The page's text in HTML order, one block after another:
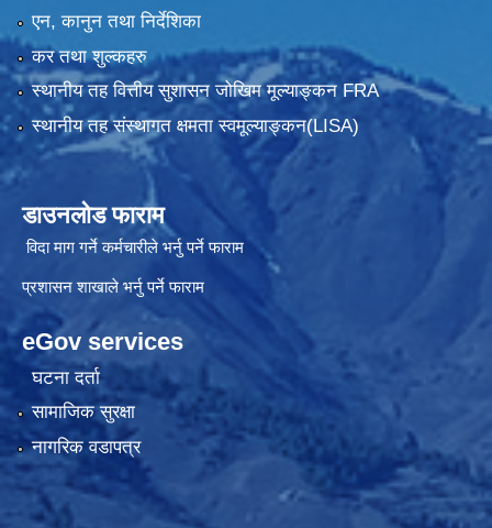
एन, कानुन तथा निर्देशिका
कर तथा शुल्कहरु
स्थानीय तह वित्तीय सुशासन जोखिम मूल्याङ्कन FRA
स्थानीय तह संस्थागत क्षमता स्वमूल्याङ्कन(LISA)
डाउनलोड फाराम
विदा माग गर्ने कर्मचारीले भर्नु पर्ने फाराम
प्रशासन शाखाले भर्नु पर्ने फाराम
eGov services
घटना दर्ता
सामाजिक सुरक्षा
नागरिक वडापत्र